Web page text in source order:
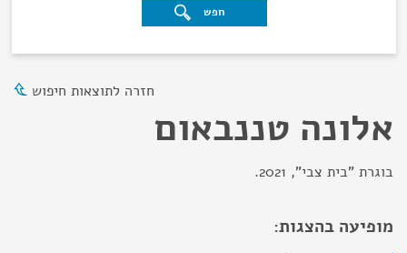
חפש
חזרה לתוצאות חיפוש
אלונה טננבאום
בוגרת "בית צבי", 2021.
מופיעה בהצגות: